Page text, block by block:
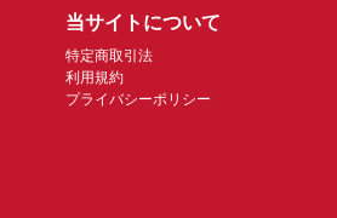
当サイトについて
特定商取引法
利用規約
プライバシーポリシー